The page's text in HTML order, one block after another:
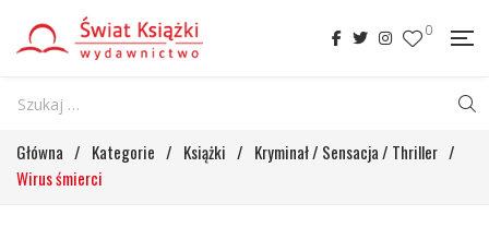
0
Główna / Kategorie / Książki / Kryminał / Sensacja / Thriller /
Wirus śmierci